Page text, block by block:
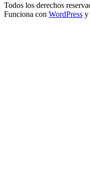
Todos los derechos
Funciona con WordPress y